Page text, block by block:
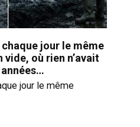
jour le même
où rien n’avait
jour le même